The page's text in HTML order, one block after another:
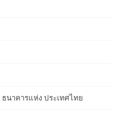
นาคารแห่ง ประเทศไทย